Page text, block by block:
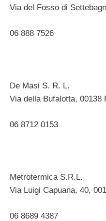
Via del Fosso di
06 888 7526 ‎
De Masi S. R. L.
Via della Bufalotta, 00138
06 8712 0153
Metrotermica S.R.L.
Via Luigi Capuana, 40,
06 8689 4387